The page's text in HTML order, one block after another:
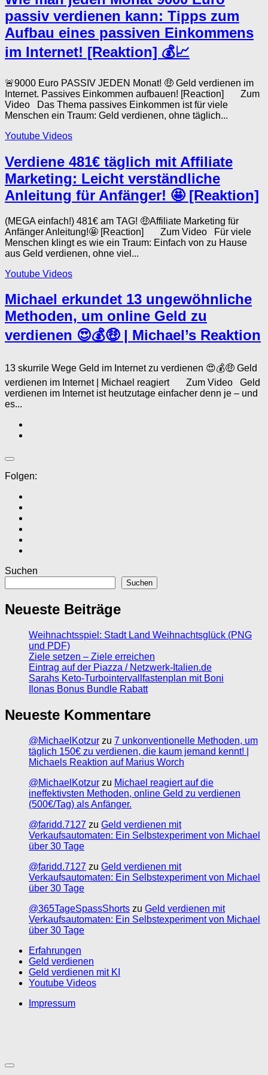
passiv verdienen kann: Tipps zum
Aufbau eines passiven Einkommens
im Internet! [Reaktion] 💰📈
🚨9000 Euro PASSIV JEDEN Monat! 🤑 Geld verdienen im
Internet. Passives Einkommen aufbauen! [Reaction] Zum
Video Das Thema passives Einkommen ist für viele
Menschen ein Traum: Geld verdienen, ohne täglich...
Youtube Videos
Verdiene 481€ täglich mit Affiliate
Marketing: Leicht verständliche
Anleitung für Anfänger! 🤩 [Reaktion]
(MEGA einfach!) 481€ am TAG! 🤑Affiliate Marketing für
Anfänger Anleitung!🤩 [Reaction] Zum Video Für viele
Menschen klingt es wie ein Traum: Einfach von zu Hause
aus Geld verdienen, ohne viel...
Youtube Videos
Michael erkundet 13 ungewöhnliche
Methoden, um online Geld zu
verdienen 😍💰🤑 | Michael’s Reaktion
13 skurrile Wege Geld im Internet zu verdienen 😍💰🤑 Geld
verdienen im Internet | Michael reagiert Zum Video Geld
verdienen im Internet ist heutzutage einfacher denn je – und
es...
Folgen:
Suchen
Suchen
Neueste Beiträge
Weihnachtsspiel: Stadt Land Weihnachtsglück (PNG
und PDF)
Ziele setzen – Ziele erreichen
Eintrag auf der Piazza / Netzwerk-Italien.de
Sarahs Keto-Turbointervallfastenplan mit Boni
Ilonas Bonus Bundle Rabatt
Neueste Kommentare
@MichaelKotzur zu 7 unkonventionelle Methoden, um
täglich 150€ zu verdienen, die kaum jemand kennt! |
Michaels Reaktion auf Marius Worch
@MichaelKotzur zu Michael reagiert auf die
ineffektivsten Methoden, online Geld zu verdienen
(500€/Tag) als Anfänger.
@faridd.7127 zu Geld verdienen mit
Verkaufsautomaten: Ein Selbstexperiment von Michael
über 30 Tage
@faridd.7127 zu Geld verdienen mit
Verkaufsautomaten: Ein Selbstexperiment von Michael
über 30 Tage
@365TageSpassShorts zu Geld verdienen mit
Verkaufsautomaten: Ein Selbstexperiment von Michael
über 30 Tage
Erfahrungen
Geld verdienen
Geld verdienen mit KI
Youtube Videos
Impressum